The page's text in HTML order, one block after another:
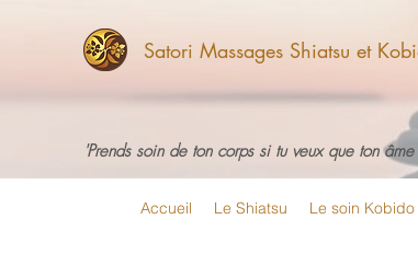
Satori Massages Shiatsu et
'Prends soin de ton corps si tu veux que ton
Accueil Le Shiatsu Le soin Kobido